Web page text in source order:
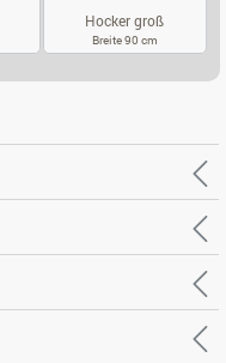
Hocker groß
Breite 90 cm